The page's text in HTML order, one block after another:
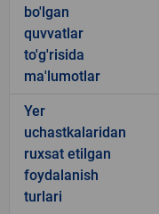
bo'lgan
quvvatlar
to'g'risida
ma'lumotlar
Yer
uchastkalaridan
ruxsat etilgan
foydalanish
turlari